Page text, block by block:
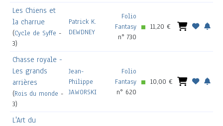
Les Chiens et
la charrue
(Cycle de Syffe -
3)
Patrick K.
DEWDNEY
Folio
Fantasy
n° 730
11,20 €
Chasse royale -
Les grands
arrières
(Rois du monde -
3)
Jean-
Philippe
JAWORSKI
Folio
Fantasy
n° 620
10,00 €
L'Art du